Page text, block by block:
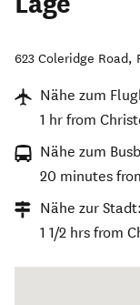
623 Coleridge Road,
Nähe zum
1 hr from
Nähe zum
20 minutes
Nähe zur Stadt:
1 1/2 hrs from